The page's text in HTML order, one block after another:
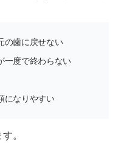
の歯に戻せない
一度で終わらない
になりやすい
。